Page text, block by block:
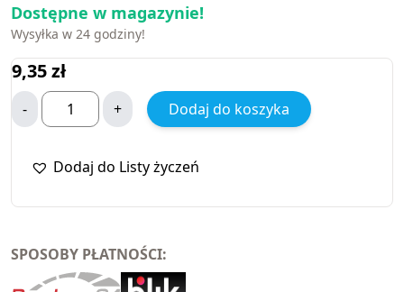
Dostępne w magazynie!
Wysyłka w 24 godziny!
9,35zł
- + Dodaj do koszyka
Dodaj do Listy życzeń
SPOSOBY PŁATNOŚCI: